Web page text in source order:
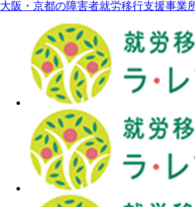
大阪・京都の障害者就労移行支援事業